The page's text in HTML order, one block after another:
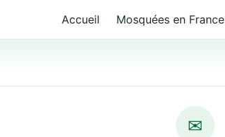
Accueil Mosquées en France
✉